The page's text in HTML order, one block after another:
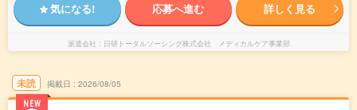
気になる! 応募へ進む 詳しく見る
派遣会社 日研トータルソーシング株式会社 メディカルケア事業部
未読
NEW
掲載日 2026/08/05